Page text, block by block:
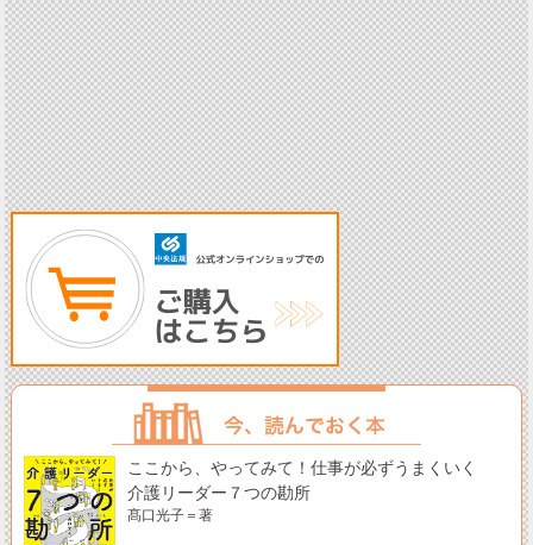
ここから、やってみて！仕事が必ずうまくいく
介護リーダー７つの勘所
髙口光子＝著